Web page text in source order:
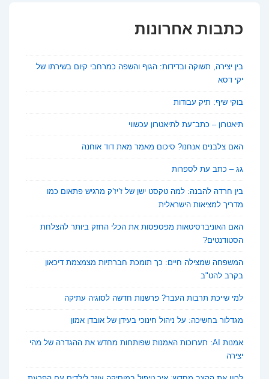
שלכתבות אחרונות
בין יצירה, תשוקה ובדידות: הגוף והשפה כמרחבי קיום בשירתו של
יקי דסא
בוקי שיף: תיק עבודות
תיאטרון – כתב־עת לתיאטרון עכשווי
האם צלבנים אנחנו? סיכום מאמר מאת דוד אוחנה
גג – כתב עת לספרות
בין חרדה להבנה: למה טקסט ישן של ז’יז’ק מרגיש פתאום כמו
מדריך למציאות הישראלית
האם האוניברסיטאות מפספסות את הכלי החזק ביותר להצלחת
הסטודנטים?
המשפחה שמצילה חיים: כך תומכת חברתיות מצמצמת דיכאון
בקרב להט"ב
למי שייכת תרבות העבר? פרשנות חדשה לסוגיה עתיקה
מגדלור בחשיכה: על ניהול חינוכי בעידן של אובדן אמון
אמנות AI: תערוכות האמנות שפותחות מחדש את ההגדרה של מהי
יצירה